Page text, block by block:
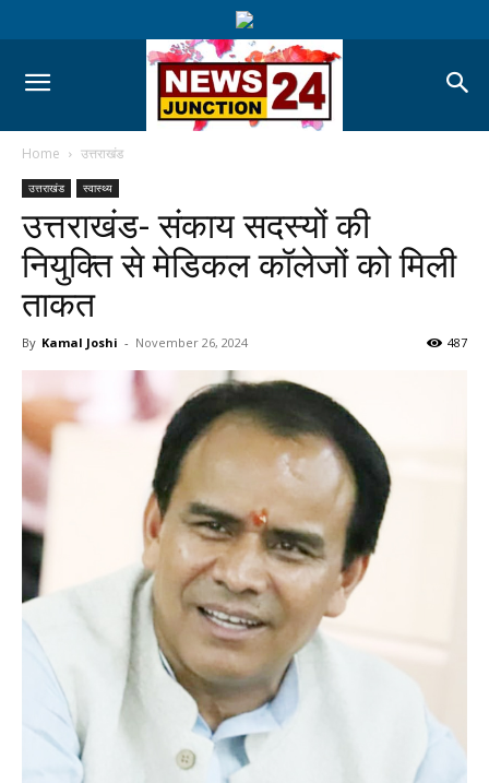
Home उत्तराखंड
उत्तराखंड स्वास्थ्य
उत्तराखंड- संकाय सदस्यों की
नियुक्ति से मेडिकल कॉलेजों को मिली
ताकत
By Kamal Joshi - November 26, 2024 487